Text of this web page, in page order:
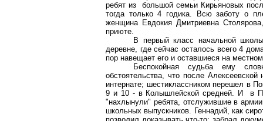
ребят из большой семьи Кирьяновых
тогда только 4 годика. Всю заботу о
женщина Евдокия Дмитриевна Столярова
приюте.
В первый класс начальной
деревне, где сейчас осталось всего 4
пор навещает его и оставшиеся на
Беспокойная судьба ему
обстоятельства, что после
интернате; шестиклассником перешел в
9 и 10 - в Колышлейской средней. И в
"нахлынули" ребята, отслужившие в
школьных выпускников. Геннадий, как